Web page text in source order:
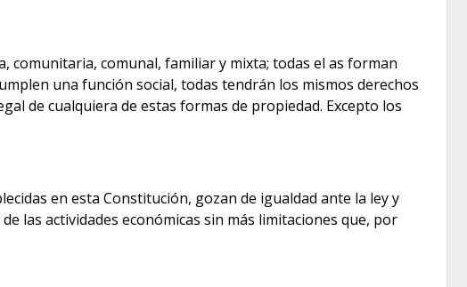
comunitaria, comunal, familiar y mixta; todas el as forman
una función social, todas tendrán los mismos derechos
de cualquiera de estas formas de propiedad. Excepto los
en esta Constitución, gozan de igualdad ante la ley y
las actividades económicas sin más limitaciones que, por